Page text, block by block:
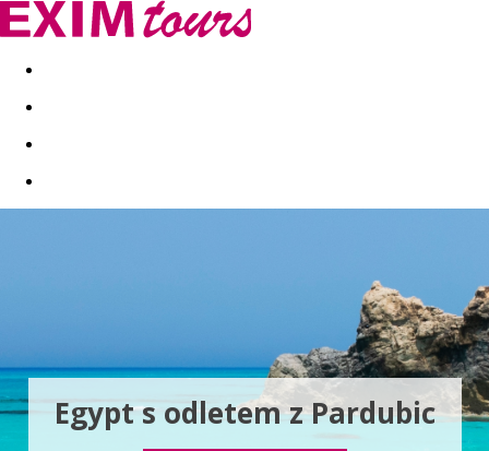
Akční nabídky Last minute
Egypt s odletem z Pardubic